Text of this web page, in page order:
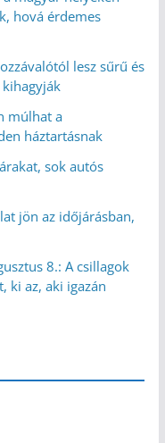
hová érdemes
lesz sűrű és
múlhat a
háztartásnak
sok autós
jön az időjárásban,
8.: A csillagok
ki az, aki igazán